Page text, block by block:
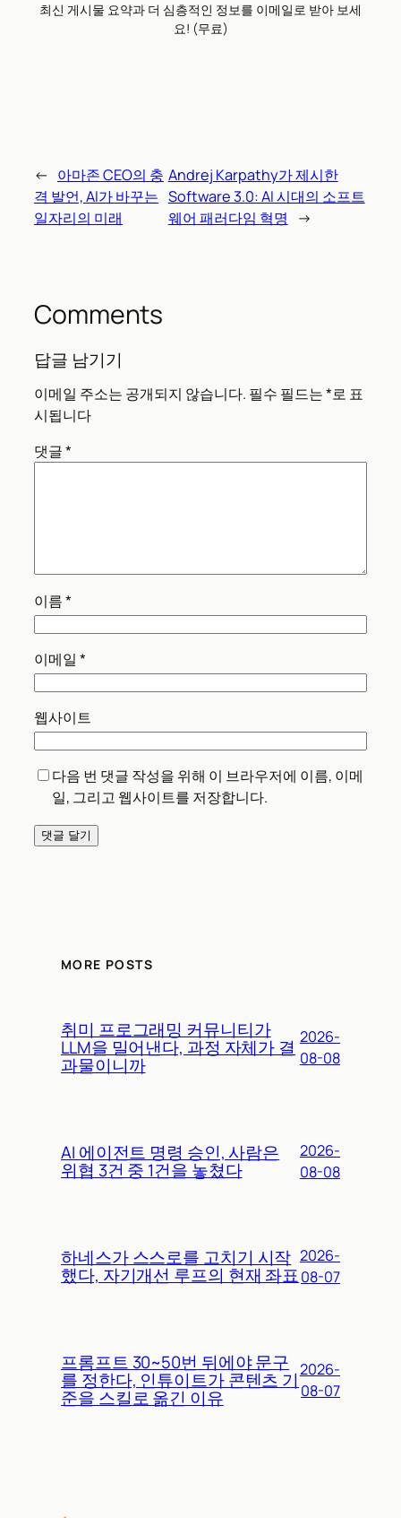
최신 게시물 요약과 더 심층적인 정보를 이메일로 받아 보세
요! (무료)
← 아마존 CEO의 충
격 발언, AI가 바꾸는
일자리의 미래
Andrej Karpathy가 제시한
Software 3.0: AI 시대의 소프트
웨어 패러다임 혁명
→
Comments
답글 남기기
이메일 주소는 공개되지 않습니다. 필수 필드는*로 표
시됩니다
댓글*
이름*
이메일 *
웹사이트
다음 번 댓글 작성을 위해 이 브라우저에 이름, 이메
일, 그리고 웹사이트를 저장합니다.
MORE POSTS
취미 프로그래밍 커뮤니티가
LLM을 밀어낸다, 과정 자체가 결
과물이니까
2026-
08-08
AI 에이전트 명령 승인, 사람은
위협 3건 중 1건을 놓쳤다
2026-
08-08
하네스가 스스로를 고치기 시작
했다, 자기개선 루프의 현재 좌표
2026-
08-07
프롬프트 30~50번 뒤에야 문구
를 정한다, 인튜이트가 콘텐츠 기
준을 스킬로 옮긴 이유
2026-
08-07